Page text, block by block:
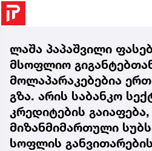
ლაშა პაპაშვილი
მსოფლიო
მოლაპარაკებებია
გზა. არის საბანკო
კრედიტების
მიზანმიმართული
სოფლის